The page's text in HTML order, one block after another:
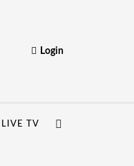
Login
LIVE TV